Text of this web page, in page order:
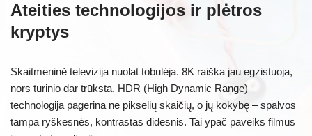
Ateities technologijos ir plėtros
kryptys
Skaitmeninė televizija nuolat tobulėja. 8K raiška jau egzistuoja,
nors turinio dar trūksta. HDR (High Dynamic Range)
technologija pagerina ne pikselių skaičių, o jų kokybę – spalvos
tampa ryškesnės, kontrastas didesnis. Tai ypač paveiks filmus